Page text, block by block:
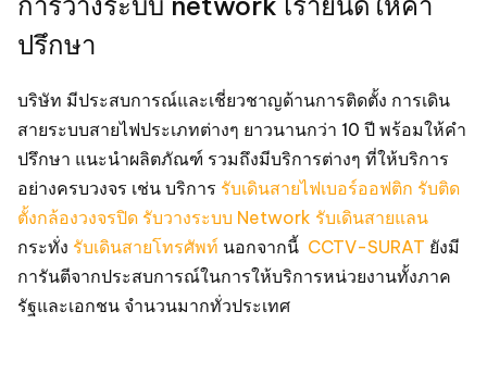
ปรึกษา
บริษัท มีประสบการณ์และเชี่ยวชาญด้านการติดตั้ง การเดิน
สายระบบสายไฟประเภทต่างๆ ยาวนานกว่า 10 ปี พร้อมให้คำ
ปรึกษา แนะนำผลิตภัณฑ์ รวมถึงมีบริการต่างๆ ที่ให้บริการ
อย่างครบวงจร เช่น บริการ รับเดินสายไฟเบอร์ออฟติก รับติด
ตั้งกล้องวงจรปิด รับวางระบบ Network รับเดินสายแลน
กระทั่ง รับเดินสายโทรศัพท์ นอกจากนี้ CCTV-SURAT ยังมี
การันตีจากประสบการณ์ในการให้บริการหน่วยงานทั้งภาค
รัฐและเอกชน จำนวนมากทั่วประเทศ